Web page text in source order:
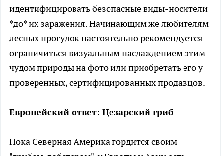
идентифицировать безопасные виды-носители
*до* их заражения. Начинающим же любителям
лесных прогулок настоятельно рекомендуется
ограничиться визуальным наслаждением этим
чудом природы на фото или приобретать его у
проверенных, сертифицированных продавцов.
Европейский ответ: Цезарский гриб
Пока Северная Америка гордится своим